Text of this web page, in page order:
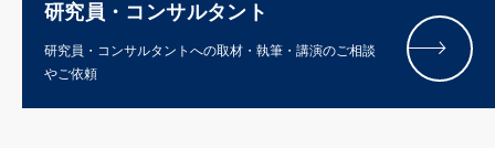
研究員・コンサルタント
研究員・コンサルタントへの取材・執筆・講演のご相談
やご依頼